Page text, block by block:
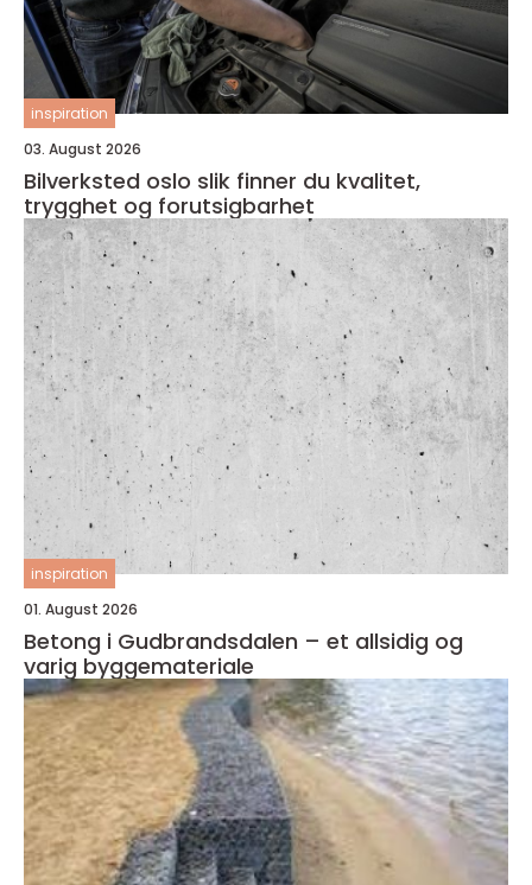
inspiration
03. August 2026
Bilverksted oslo slik finner du kvalitet,
trygghet og forutsigbarhet
inspiration
01. August 2026
Betong i Gudbrandsdalen – et allsidig og
varig byggemateriale